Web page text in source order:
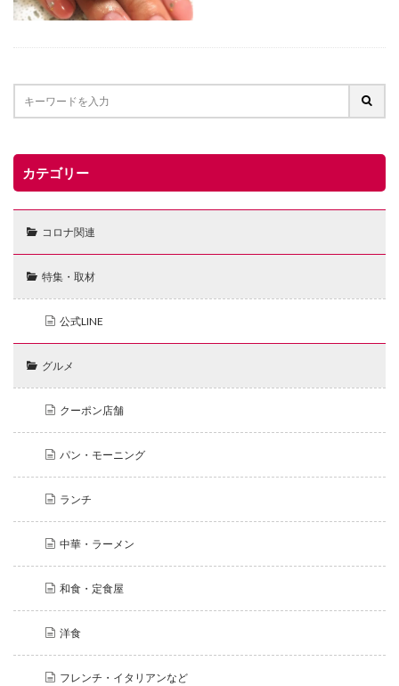
カテゴリー
コロナ関連
特集・取材
公式LINE
グルメ
クーポン店舗
パン・モーニング
ランチ
中華・ラーメン
和食・定食屋
洋食
フレンチ・イタリアンなど